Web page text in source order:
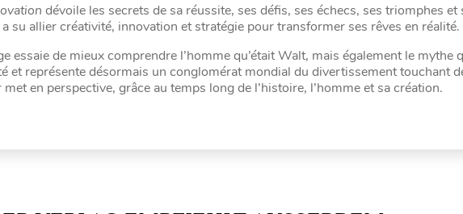
dévoile les secrets de sa réussite, ses défis, ses échecs, ses triomphes et
su allier créativité, innovation et stratégie pour transformer ses rêves en réalité.
essaie de mieux comprendre l’homme qu’était Walt, mais également le mythe
et représente désormais un conglomérat mondial du divertissement touchant
en perspective, grâce au temps long de l’histoire, l’homme et sa création.